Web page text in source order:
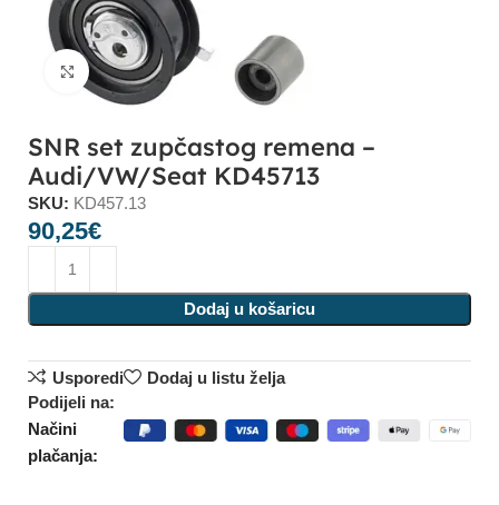
Click to enlarge
SNR set zupčastog remena –
Audi/VW/Seat KD45713
SKU: KD457.13
90,25€
Dodaj u košaricu
Usporedi
Dodaj u listu želja
Podijeli na:
Načini
plačanja: